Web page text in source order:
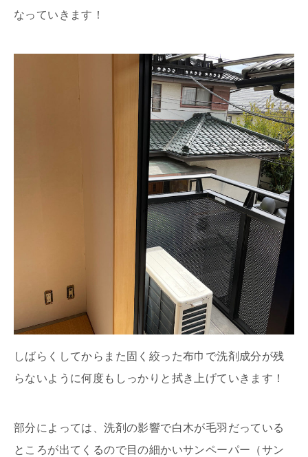
なっていきます！
しばらくしてからまた固く絞った布巾で洗剤成分が残
らないように何度もしっかりと拭き上げていきます！
部分によっては、洗剤の影響で白木が毛羽だっている
ところが出てくるので目の細かいサンペーパー（サン